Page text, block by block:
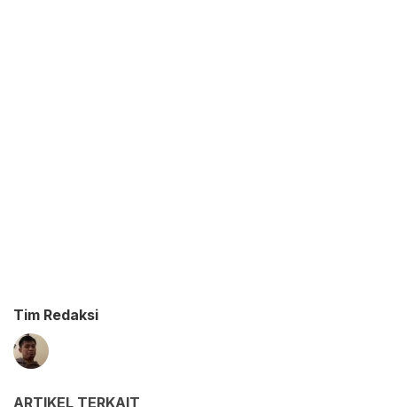
Tim Redaksi
ARTIKEL TERKAIT